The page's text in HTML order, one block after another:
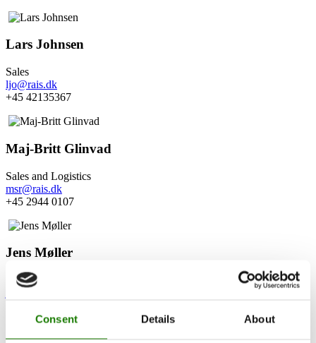
Consent Details About
Lars Johnsen
Sales
ljo@rais.dk
+45 42135367
Maj-Britt Glinvad
Sales and Logistics
msr@rais.dk
+45 2944 0107
Jens Møller
Sales and Logistics